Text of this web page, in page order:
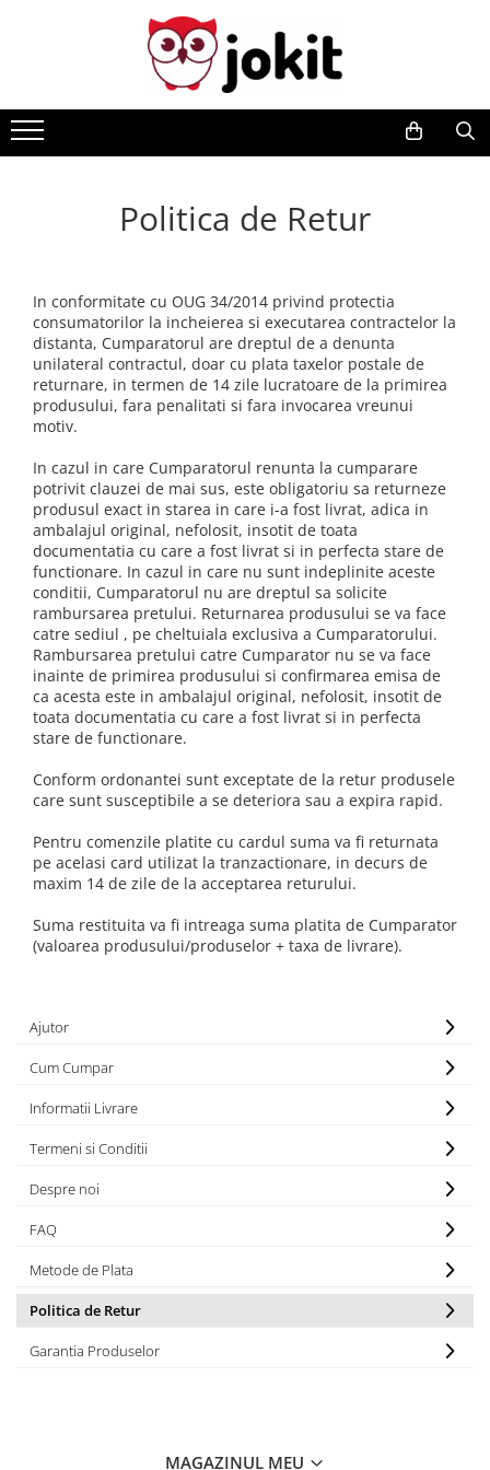
Politica de Retur
In conformitate cu OUG 34/2014 privind protectia
consumatorilor la incheierea si executarea contractelor la
distanta, Cumparatorul are dreptul de a denunta
unilateral contractul, doar cu plata taxelor postale de
returnare, in termen de 14 zile lucratoare de la primirea
produsului, fara penalitati si fara invocarea vreunui
motiv.
In cazul in care Cumparatorul renunta la cumparare
potrivit clauzei de mai sus, este obligatoriu sa returneze
produsul exact in starea in care i-a fost livrat, adica in
ambalajul original, nefolosit, insotit de toata
documentatia cu care a fost livrat si in perfecta stare de
functionare. In cazul in care nu sunt indeplinite aceste
conditii, Cumparatorul nu are dreptul sa solicite
rambursarea pretului. Returnarea produsului se va face
catre sediul , pe cheltuiala exclusiva a Cumparatorului.
Rambursarea pretului catre Cumparator nu se va face
inainte de primirea produsului si confirmarea emisa de
ca acesta este in ambalajul original, nefolosit, insotit de
toata documentatia cu care a fost livrat si in perfecta
stare de functionare.
Conform ordonantei sunt exceptate de la retur produsele
care sunt susceptibile a se deteriora sau a expira rapid.
Pentru comenzile platite cu cardul suma va fi returnata
pe acelasi card utilizat la tranzactionare, in decurs de
maxim 14 de zile de la acceptarea returului.
Suma restituita va fi intreaga suma platita de Cumparator
(valoarea produsului/produselor + taxa de livrare).
Ajutor
Cum Cumpar
Informatii Livrare
Termeni si Conditii
Despre noi
FAQ
Metode de Plata
Politica de Retur
Garantia Produselor
MAGAZINUL MEU